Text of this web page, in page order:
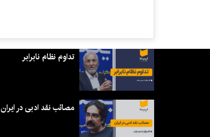
تداوم نظام نابرابر
مصائب نقد ادبی در ایران